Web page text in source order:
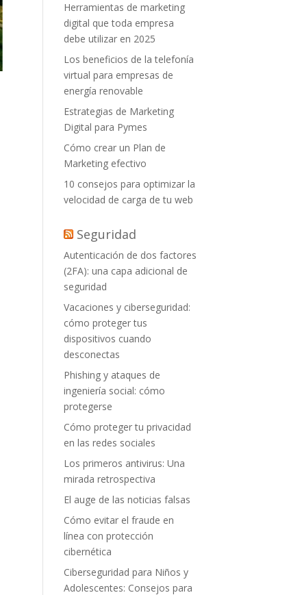
Herramientas de marketing
digital que toda empresa
debe utilizar en 2025
Los beneficios de la telefonía
virtual para empresas de
energía renovable
Estrategias de Marketing
Digital para Pymes
Cómo crear un Plan de
Marketing efectivo
10 consejos para optimizar la
velocidad de carga de tu web
Seguridad
Autenticación de dos factores
(2FA): una capa adicional de
seguridad
Vacaciones y ciberseguridad:
cómo proteger tus
dispositivos cuando
desconectas
Phishing y ataques de
ingeniería social: cómo
protegerse
Cómo proteger tu privacidad
en las redes sociales
Los primeros antivirus: Una
mirada retrospectiva
El auge de las noticias falsas
Cómo evitar el fraude en
línea con protección
cibernética
Ciberseguridad para Niños y
Adolescentes: Consejos para